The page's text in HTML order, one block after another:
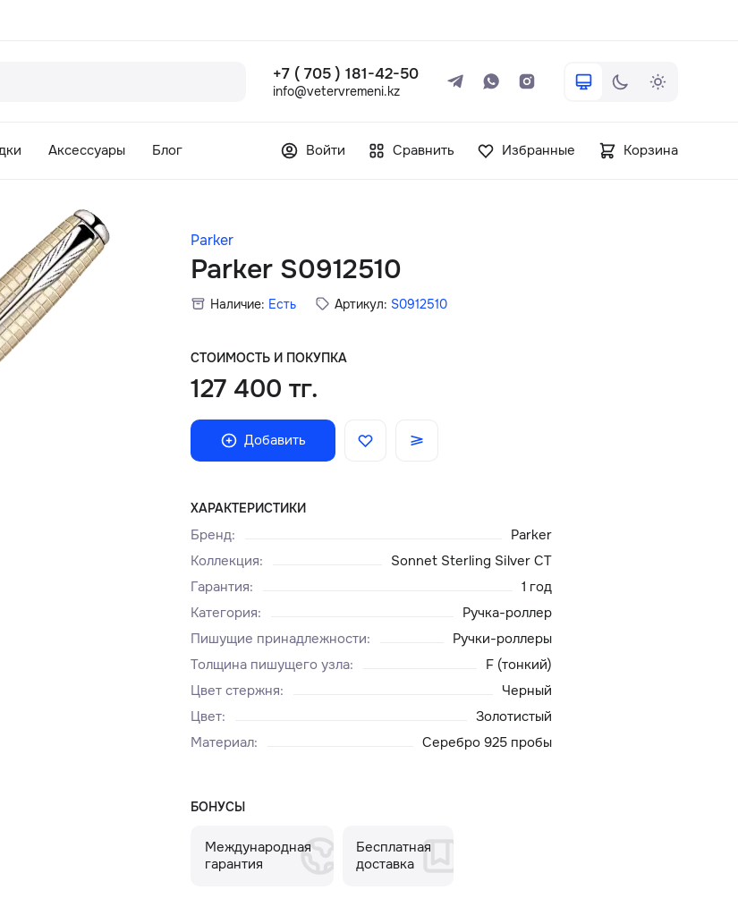
+7 ( 705 ) 181-42-50
info@vetervremeni.kz
Аксессуары Блог Войти Сравнить Избранные Корзина
Parker
Parker S0912510
Наличие: Есть Артикул: S0912510
СТОИМОСТЬ И ПОКУПКА
127 400 тг.
Добавить
ХАРАКТЕРИСТИКИ
Бренд:
Parker
Коллекция:
Sonnet Sterling Silver CT
Гарантия:
1 год
Категория:
Ручка-роллер
Пишущие принадлежности:
Ручки-роллеры
Толщина пишущего узла:
F (тонкий)
Цвет стержня:
Черный
Цвет:
Золотистый
Материал: Серебро 925 пробы
БОНУСЫ
Международная
гарантия
Бесплатная
доставка
+7 ( 705 ) 181-42-50
Главная
Доставка и оплата
Сервисный центр